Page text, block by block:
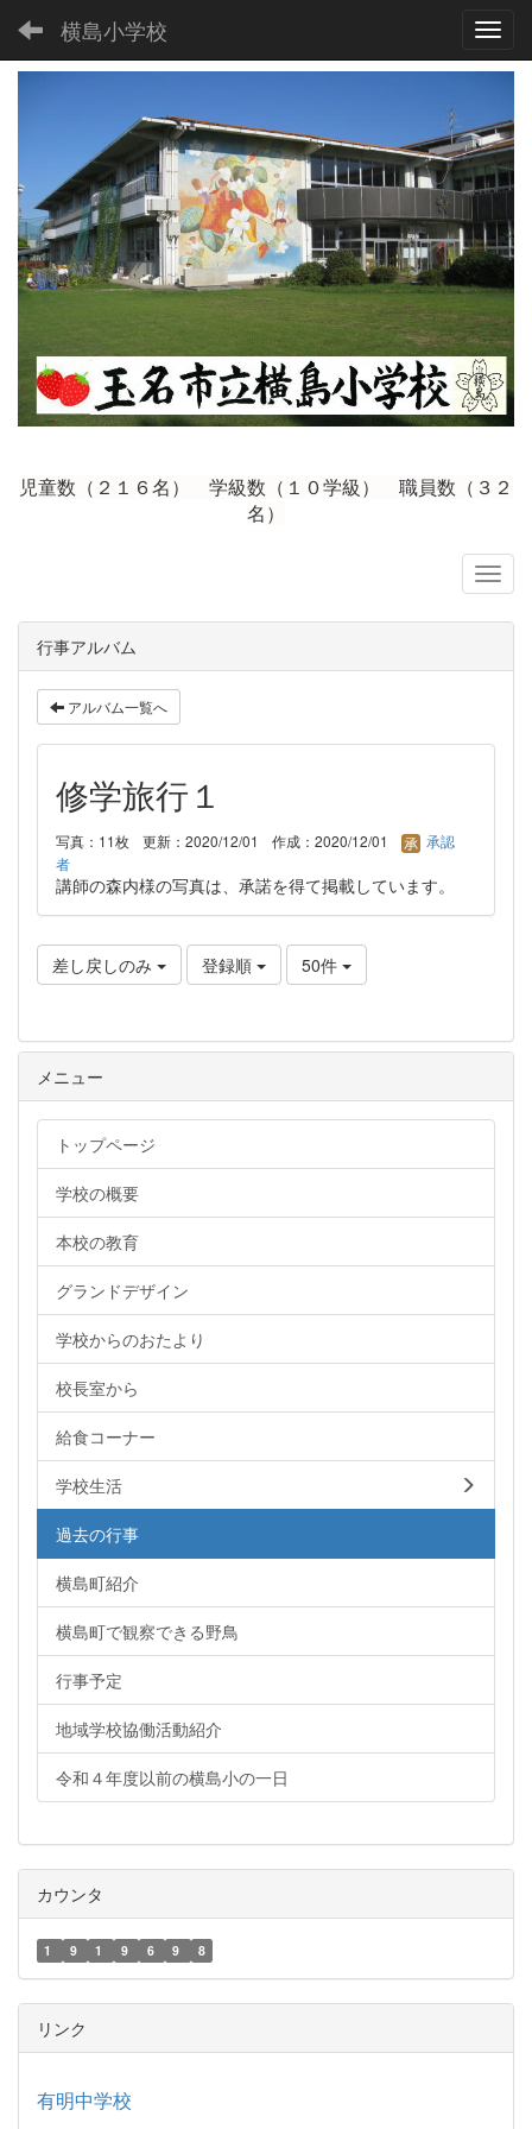
横島小学校
児童数（２１６名） 学級数（１０学級） 職員数（３２
名）
行事アルバム
アルバム一覧へ
修学旅行１
写真：11枚 更新：2020/12/01 作成：2020/12/01
承認
者
講師の森内様の写真は、承諾を得て掲載しています。
差し戻しのみ 登録順 50件
メニュー
トップページ
学校の概要
本校の教育
グランドデザイン
学校からのおたより
校長室から
給食コーナー
学校生活
過去の行事
横島町紹介
横島町で観察できる野鳥
行事予定
地域学校協働活動紹介
令和４年度以前の横島小の一日
カウンタ
1 9 1 9 6 9 8
リンク
有明中学校